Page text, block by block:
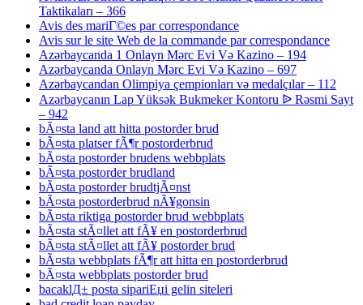
Taktikaları – 366
Avis des mariГ©es par correspondance
Avis sur le site Web de la commande par correspondance
Azərbaycanda 1 Onlayn Mərc Evi Və Kazino – 194
Azərbaycanda Onlayn Mərc Evi Və Kazino – 697
Azərbaycandan Olimpiya çempionları və medalçılar – 112
Azərbaycanın Lap Yüksək Bukmeker Kontoru ᐉ Rəsmi Sayt
– 942
bÃ¤sta land att hitta postorder brud
bÃ¤sta platser fÃ¶r postorderbrud
bÃ¤sta postorder brudens webbplats
bÃ¤sta postorder brudland
bÃ¤sta postorder brudtjÃ¤nst
bÃ¤sta postorderbrud nÃ¥gonsin
bÃ¤sta riktiga postorder brud webbplats
bÃ¤sta stÃ¤llet att fÃ¥ en postorderbrud
bÃ¤sta stÃ¤llet att fÃ¥ postorder brud
bÃ¤sta webbplats fÃ¶r att hitta en postorderbrud
bÃ¤sta webbplats postorder brud
bacaklД± posta sipariЕџi gelin siteleri